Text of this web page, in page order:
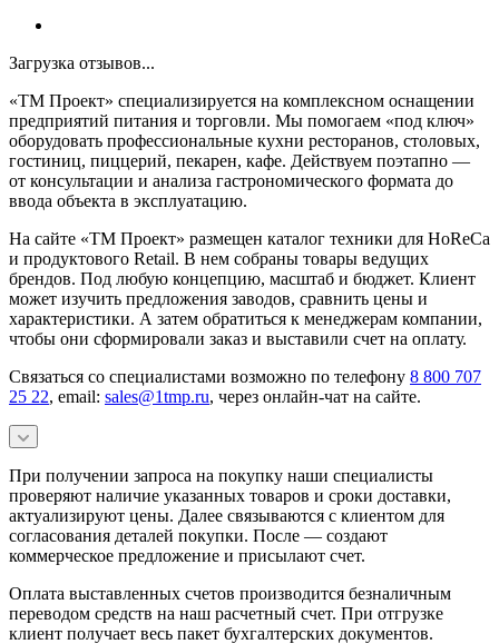
Загрузка отзывов...
«ТМ Проект» специализируется на комплексном оснащении
предприятий питания и торговли. Мы помогаем «под ключ»
оборудовать профессиональные кухни ресторанов, столовых,
гостиниц, пиццерий, пекарен, кафе. Действуем поэтапно —
от консультации и анализа гастрономического формата до
ввода объекта в эксплуатацию.
На сайте «ТМ Проект» размещен каталог техники для HoReCa
и продуктового Retail. В нем собраны товары ведущих
брендов. Под любую концепцию, масштаб и бюджет. Клиент
может изучить предложения заводов, сравнить цены и
характеристики. А затем обратиться к менеджерам компании,
чтобы они сформировали заказ и выставили счет на оплату.
Связаться со специалистами возможно по телефону 8 800 707
25 22, email: sales@1tmp.ru, через онлайн-чат на сайте.
При получении запроса на покупку наши специалисты
проверяют наличие указанных товаров и сроки доставки,
актуализируют цены. Далее связываются с клиентом для
согласования деталей покупки. После — создают
коммерческое предложение и присылают счет.
Оплата выставленных счетов производится безналичным
переводом средств на наш расчетный счет. При отгрузке
клиент получает весь пакет бухгалтерских документов.